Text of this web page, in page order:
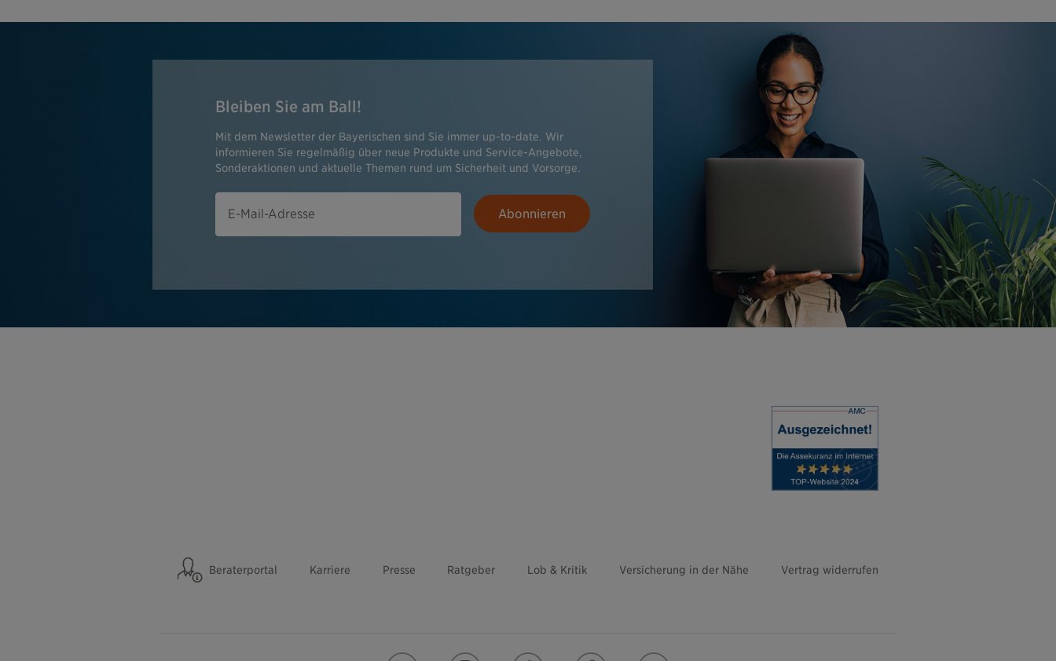
Bleiben Sie am Ball!
Mit dem Newsletter der Bayerischen sind Sie immer up-to-date. Wir
informieren Sie regelmäßig über neue Produkte und Service-Angebote,
Sonderaktionen und aktuelle Themen rund um Sicherheit und Vorsorge.
E-Mail-Adresse Abonnieren
Beraterportal Karriere Presse Ratgeber Lob & Kritik Versicherung in der Nähe Vertrag widerrufen